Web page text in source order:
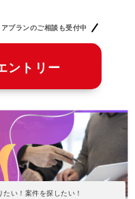
プランのご相談も受付中
ントリー
い！案件を探したい！